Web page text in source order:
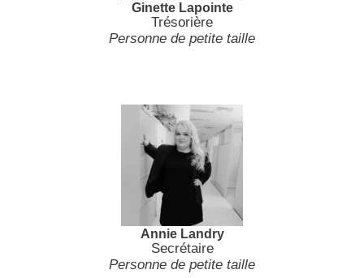
Ginette Lapointe
Trésorière
Personne de petite taille
Annie Landry
Secrétaire
Personne de petite taille